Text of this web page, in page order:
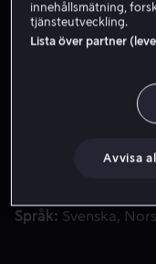
Pokémon-tränaren
Pokémon-tränaren
Pokémon i alla
Medverkande
Ikua
Språk
Svenska
innehållsmätning,
tjänsteutveckling.
Lista över partner
Avvisa